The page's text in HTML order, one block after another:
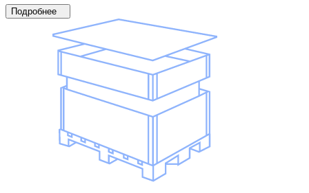
Подробнее